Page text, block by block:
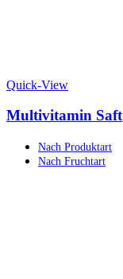
Quick-View
Multivitamin Saft
Nach Produktart
Nach Fruchtart